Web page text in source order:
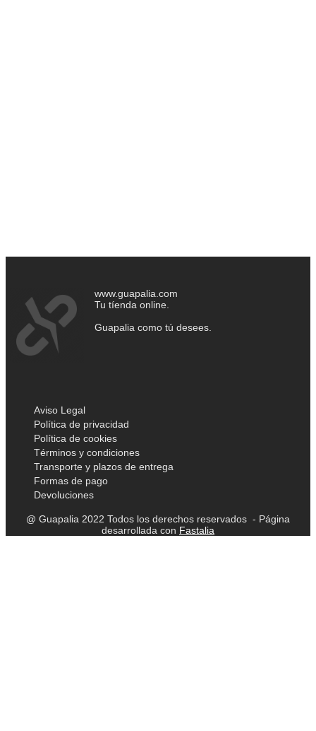
www.guapalia.com
Tu tíenda online.
Guapalia como tú desees.
Aviso Legal
Política de privacidad
Política de cookies
Términos y condiciones
Transporte y plazos de entrega
Formas de pago
Devoluciones
@ Guapalia 2022 Todos los derechos reservados - Página
desarrollada con Fastalia